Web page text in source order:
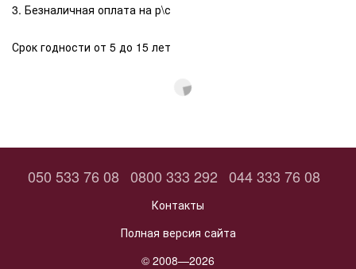
3. Безналичная оплата на р\с
Срок годности от 5 до 15 лет
050 533 76 08 0800 333 292 044 333 76 08
Контакты
Полная версия сайта
© 2008—2026